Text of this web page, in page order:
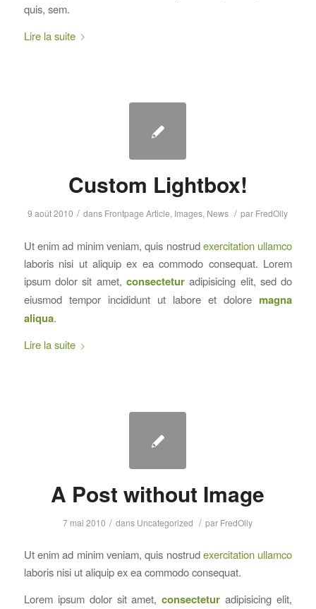
quis, sem.
Lire la suite
Custom Lightbox!
9 août 2010 / dans Frontpage Article, Images, News / par FredOlly
Ut enim ad minim veniam, quis nostrudexercitation ullamco
laboris nisi ut aliquip ex ea commodo consequat. Lorem
ipsum dolor sit amet, consectetur adipisicing elit, sed do
eiusmod tempor incididunt ut labore et dolore magna
aliqua.
Lire la suite
A Post without Image
7 mai 2010 / dans Uncategorized / par FredOlly
Ut enim ad minim veniam, quis nostrudexercitation ullamco
laboris nisi ut aliquip ex ea commodo consequat.
Lorem ipsum dolor sit amet,consectetur adipisicing elit,